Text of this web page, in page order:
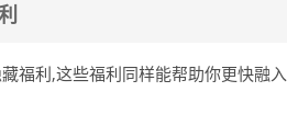
福利,这些福利同样能帮助你更快融入